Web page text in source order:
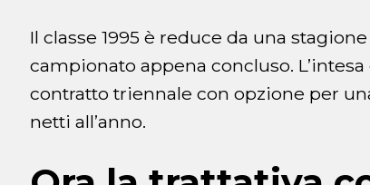
Il classe 1995 è reduce da una
campionato appena concluso. L’intesa
contratto triennale con opzione per
netti all’anno.